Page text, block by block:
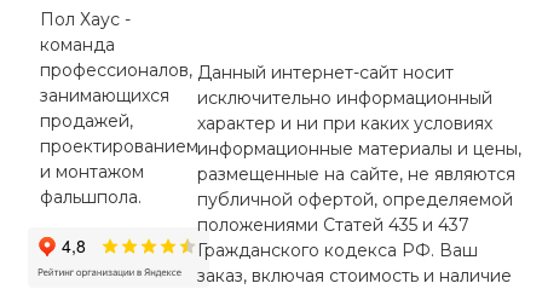
Пол Хаус -
команда
профессионалов,
занимающихся
продажей,
проектированием
и монтажом
фальшпола.
Данный интернет-сайт носит
исключительно информационный
характер и ни при каких условиях
информационные материалы и цены,
размещенные на сайте, не являются
публичной офертой, определяемой
положениями Статей 435 и 437
Гражданского кодекса РФ. Ваш
заказ, включая стоимость и наличие